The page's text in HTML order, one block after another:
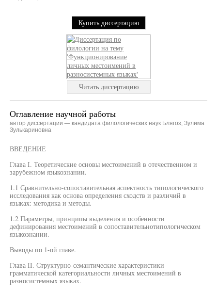
Купить диссертацию
Читать диссертацию
Оглавление научной работы
автор диссертации — кандидата филологических наук Блягоз, Зулима
Зулькариновна
ВВЕДЕНИЕ
Глава I. Теоретические основы местоимений в отечественном и
зарубежном языкознании.
1.1 Сравнительно-сопоставительная аспектность типологического
исследования как основа определения сходств и различий в
языках: методика и методы.
1.2 Параметры, принципы выделения и особенности
дефинирования местоимений в сопоставительнотипологическом
языкознании.
Выводы по 1-ой главе.
Глава II. Структурно-семантические характеристики
грамматической категориальности личных местоимений в
разносистемных языках.